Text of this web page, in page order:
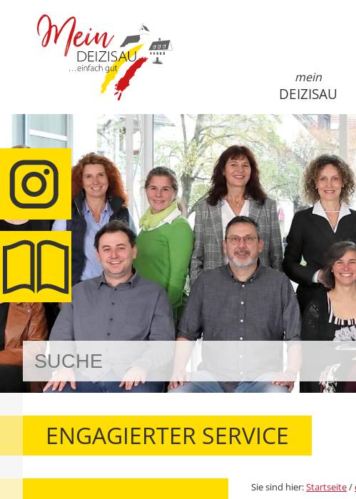
mein
DEIZISAU
ENGAGIERTER SERVICE
Sie sind hier:Startseite/